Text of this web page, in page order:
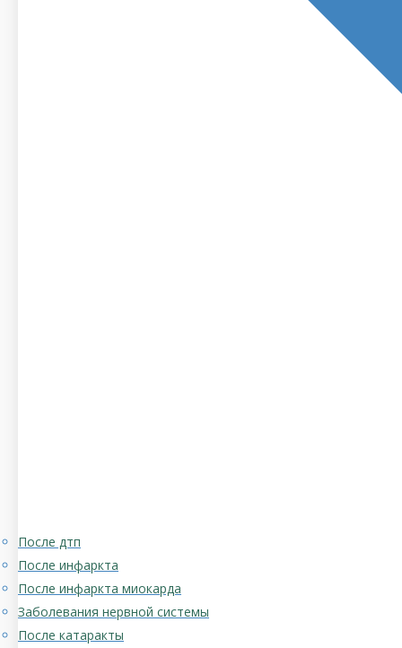
После дтп
После инфаркта
После инфаркта миокарда
Заболевания нервной системы
После катаракты